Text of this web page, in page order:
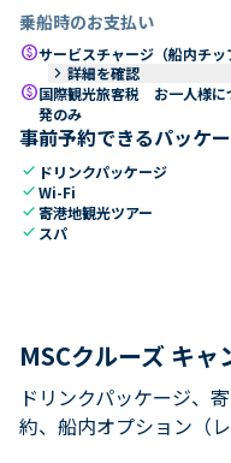
乗船時のお支払い
paidサービスチャージ（船内チッ
keyboard_arrow_right 詳細を確認
paid国際観光旅客税 お一人様
発のみ
事前予約できるパッケ
check ドリンクパッケージ
checkWi-Fi
check寄港地観光ツアー
check スパ
MSCクルーズ キャ
ドリンクパッケージ、
約、船内オプション（